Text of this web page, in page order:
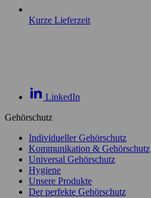
Kurze Lieferzeit
LinkedIn
Gehörschutz
Individueller Gehörschutz
Kommunikation & Gehörschutz
Universal Gehörschutz
Hygiene
Unsere Produkte
Der perfekte Gehörschutz